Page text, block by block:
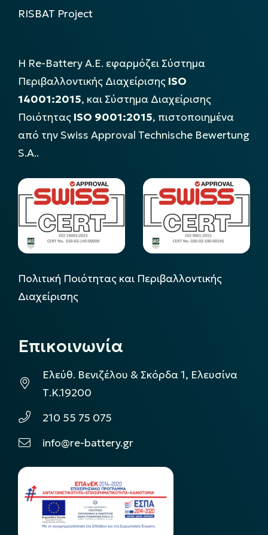
RISBAT Project
Η Re-Battery Α.Ε. εφαρμόζει Σύστημα
Περιβαλλοντικής Διαχείρισης ISO
14001:2015, και Σύστημα Διαχείρισης
Ποιότητας ISO 9001:2015, πιστοποιημένα
από την Swiss Approval Technische Bewertung
S.A..
Πολιτική Ποιότητας και Περιβαλλοντικής
Διαχείρισης
Επικοινωνία
Ελεύθ. Βενιζέλου & Σκόρδα 1, Ελευσίνα
Τ.Κ.19200
210 55 75 075
info@re-battery.gr